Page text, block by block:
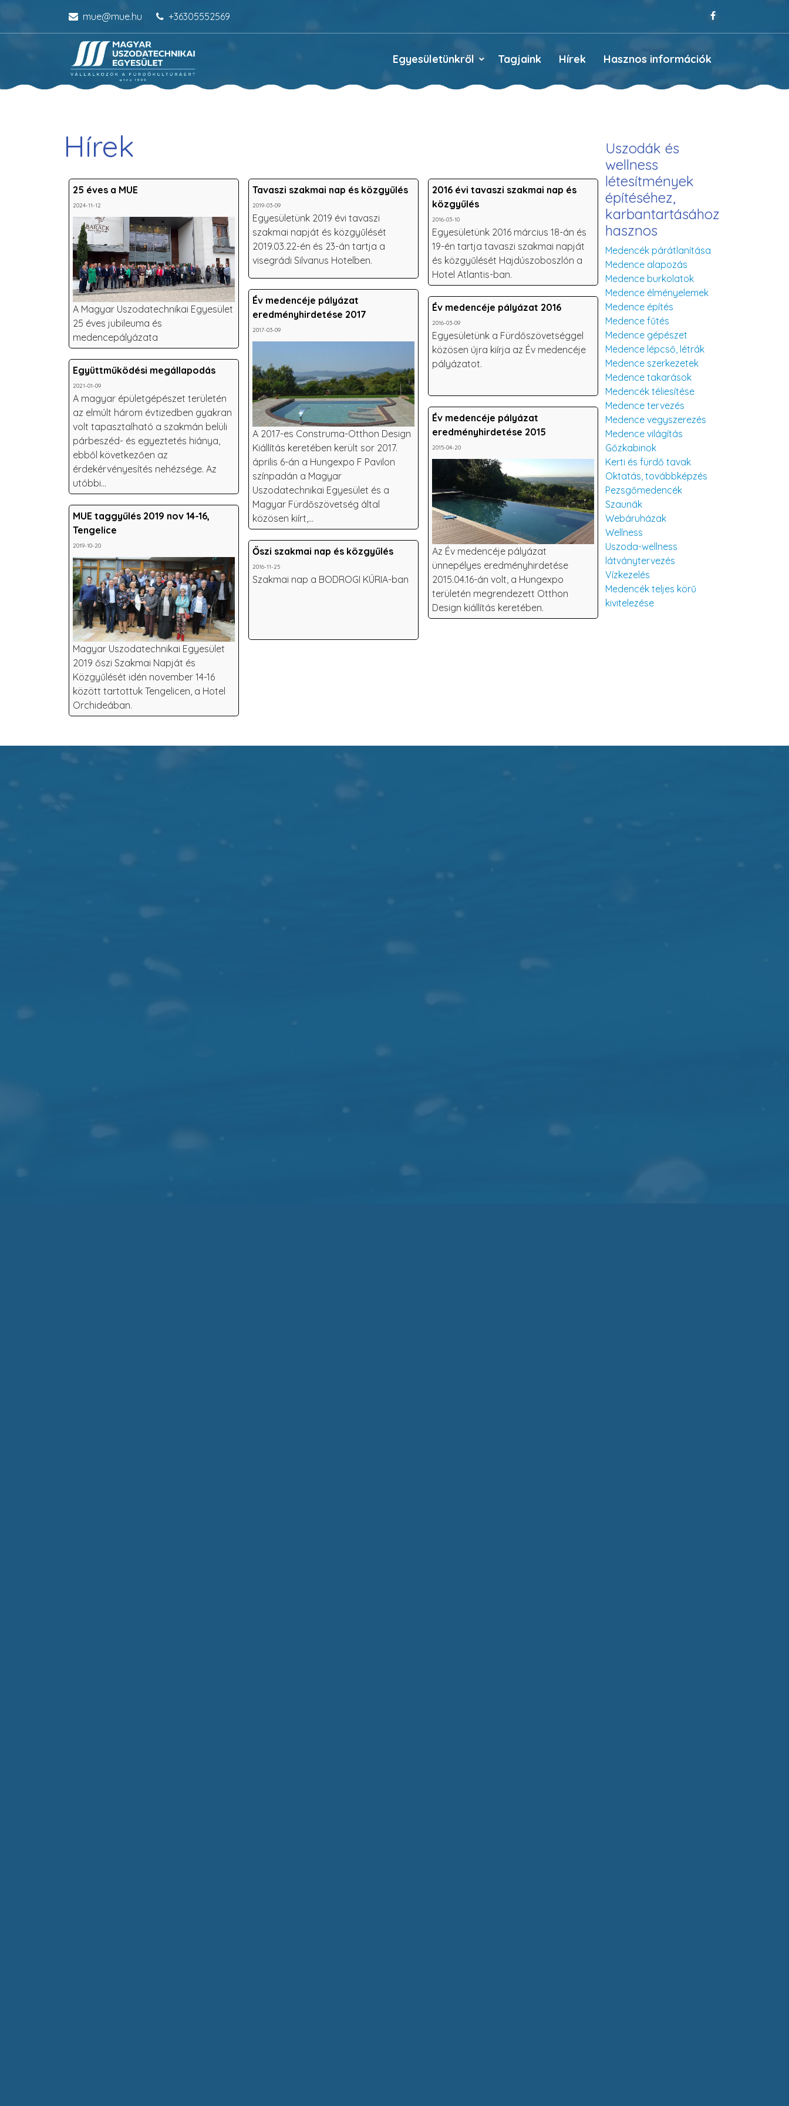
mue@mue.hu +36305552569
Egyesületünkről Tagjaink Hírek Hasznos információk
Hírek
25 éves a MUE
2024-11-12
A Magyar Uszodatechnikai Egyesület
25 éves jubileuma és
medencepályázata
Együttműködési megállapodás
2021-01-09
A magyar épületgépészet területén
az elmúlt három évtizedben gyakran
volt tapasztalható a szakmán belüli
párbeszéd- és egyeztetés hiánya,
ebből következően az
érdekérvényesítés nehézsége. Az
utóbbi...
MUE taggyűlés 2019 nov 14-16,
Tengelice
2019-10-20
Magyar Uszodatechnikai Egyesület
2019 őszi Szakmai Napját és
Közgyűlését idén november 14-16
között tartottuk Tengelicen, a Hotel
Orchideában.
Tavaszi szakmai nap és közgyűlés
2019-03-09
Egyesületünk 2019 évi tavaszi
szakmai napját és közgyűlését
2019.03.22-én és 23-án tartja a
visegrádi Silvanus Hotelben.
Év medencéje pályázat
eredményhirdetése 2017
2017-03-09
A 2017-es Construma-Otthon Design
Kiállítás keretében került sor 2017.
április 6-án a Hungexpo F Pavilon
színpadán a Magyar
Uszodatechnikai Egyesület és a
Magyar Fürdőszövetség által
közösen kiírt,...
Őszi szakmai nap és közgyűlés
2016-11-25
Szakmai nap a BODROGI KÚRIA-ban
2016 évi tavaszi szakmai nap és
közgyűlés
2016-03-10
Egyesületünk 2016 március 18-án és
19-én tartja tavaszi szakmai napját
és közgyűlését Hajdúszoboszlón a
Hotel Atlantis-ban.
Év medencéje pályázat 2016
2016-03-09
Egyesületünk a Fürdőszövetséggel
közösen újra kiírja az Év medencéje
pályázatot.
Év medencéje pályázat
eredményhirdetése 2015
2015-04-20
Az Év medencéje pályázat
ünnepélyes eredményhirdetése
2015.04.16-án volt, a Hungexpo
területén megrendezett Otthon
Design kiállítás keretében.
Uszodák és
wellness
létesítmények
építéséhez,
karbantartásához
hasznos
Medencék párátlanítása
Medence alapozás
Medence burkolatok
Medence élményelemek
Medence építés
Medence fűtés
Medence gépészet
Medence lépcső, létrák
Medence szerkezetek
Medence takarások
Medencék téliesítése
Medence tervezés
Medence vegyszerezés
Medence világítás
Gőzkabinok
Kerti és fürdő tavak
Oktatás, továbbképzés
Pezsgőmedencék
Szaunák
Webáruházak
Wellness
Uszoda-wellness
látványtervezés
Vízkezelés
Medencék teljes körű
kivitelezése